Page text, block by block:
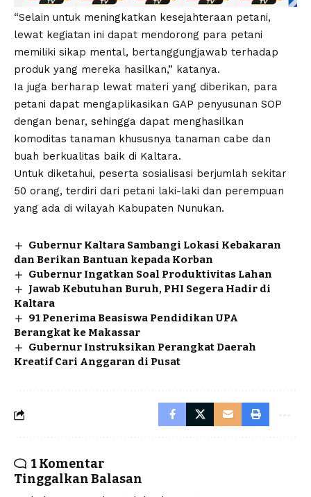
“Selain untuk meningkatkan kesejahteraan petani,
lewat kegiatan ini dapat mendorong para petani
memiliki sikap mental, bertanggungjawab terhadap
produk yang mereka hasilkan,” katanya.
Ia juga berharap lewat materi yang diberikan, para
petani dapat mengaplikasikan GAP penyusunan SOP
dengan benar, sehingga dapat menghasilkan
komoditas tanaman khususnya tanaman cabe dan
buah berkualitas baik di Kaltara.
Untuk diketahui, peserta sosialisasi berjumlah sekitar
50 orang, terdiri dari petani laki-laki dan perempuan
yang ada di wilayah Kabupaten Nunukan.
Gubernur Kaltara Sambangi Lokasi Kebakaran
dan Berikan Bantuan kepada Korban
Gubernur Ingatkan Soal Produktivitas Lahan
Jawab Kebutuhan Buruh, PHI Segera Hadir di
Kaltara
91 Penerima Beasiswa Pendidikan UPA
Berangkat ke Makassar
Gubernur Instruksikan Perangkat Daerah
Kreatif Cari Anggaran di Pusat
1 Komentar
Tinggalkan Balasan